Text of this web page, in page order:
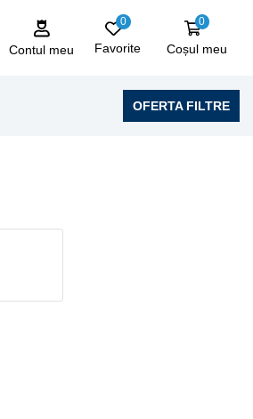
Contul meu
0
Favorite
0
Coșul meu
OFERTA FILTRE